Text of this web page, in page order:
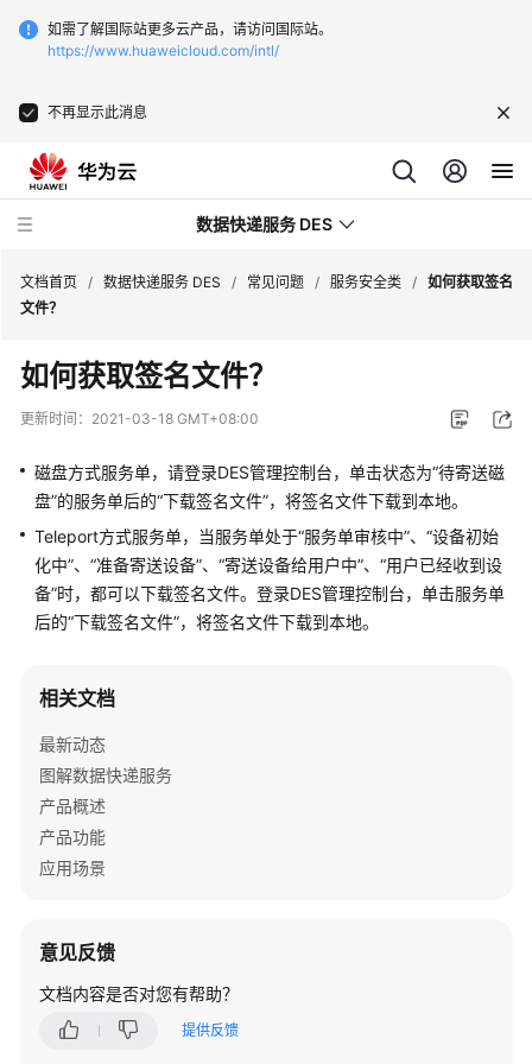
如需了解国际站更多云产品，请访问国际站。
https://www.huaweicloud.com/intl/
不再显示此消息
数据快递服务 DES
最
新
动
产
品
介
绍
快
门
用
户
指
南
问
题
服
文档首页 / 数据快递服务 DES / 常见问题 / 服务安全类 / 如何获取签名
文件？
如何获取签名文件？
更新时间： 2021-03-18 GMT+08:00
磁盘方式服务单，请登录DES管理控制台，单击状态为“待寄送磁
盘”的服务单后的“下载签名文件”，将签名文件下载到本地。
Teleport方式服务单，当服务单处于“服务单审核中”、“设备初始
化中”、“准备寄送设备”、“寄送设备给用户中”、“用户已经收到设
备”时，都可以下载签名文件。登录DES管理控制台，单击服务单
后的“下载签名文件”，将签名文件下载到本地。
相关文档
最新动态
图解数据快递服务
产品概述
产品功能
应用场景
意见反馈
文档内容是否对您有帮助？
提供反馈